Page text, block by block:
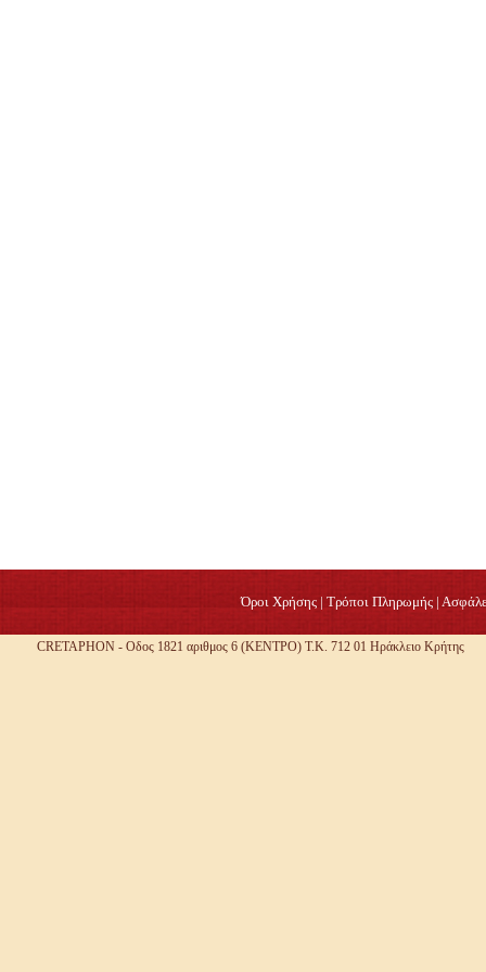
Όροι Χρήσης | Τρόποι Πληρωμής |
CRETAPHON - Οδος 1821 αριθμος 6 (ΚΕΝΤΡΟ) Τ.Κ. 712 01 Ηράκλειο Κρήτης